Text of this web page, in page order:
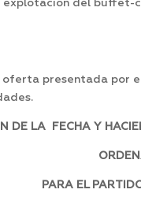
explotación del
presentada por
DE LA FECHA Y
PARA EL